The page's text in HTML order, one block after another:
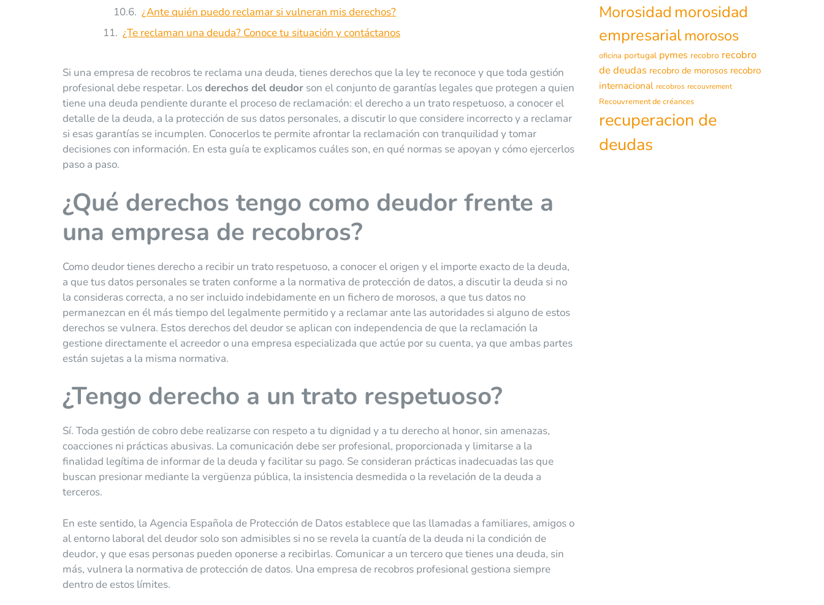
¿Ante quién puedo reclamar si vulneran mis derechos?
¿Te reclaman una deuda? Conoce tu situación y contáctanos
Si una empresa de recobros te reclama una deuda, tienes derechos que la ley te reconoce y que toda gestión
profesional debe respetar. Losderechos del deudor son el conjunto de garantías legales que protegen a quien
tiene una deuda pendiente durante el proceso de reclamación: el derecho a un trato respetuoso, a conocer el
detalle de la deuda, a la protección de sus datos personales, a discutir lo que considere incorrecto y a reclamar
si esas garantías se incumplen. Conocerlos te permite afrontar la reclamación con tranquilidad y tomar
decisiones con información. En esta guía te explicamos cuáles son, en qué normas se apoyan y cómo ejercerlos
paso a paso.
¿Qué derechos tengo como deudor frente a
una empresa de recobros?
Como deudor tienes derecho a recibir un trato respetuoso, a conocer el origen y el importe exacto de la deuda,
a que tus datos personales se traten conforme a la normativa de protección de datos, a discutir la deuda si no
la consideras correcta, a no ser incluido indebidamente en un fichero de morosos, a que tus datos no
permanezcan en él más tiempo del legalmente permitido y a reclamar ante las autoridades si alguno de estos
derechos se vulnera. Estos derechos del deudor se aplican con independencia de que la reclamación la
gestione directamente el acreedor o una empresa especializada que actúe por su cuenta, ya que ambas partes
están sujetas a la misma normativa.
¿Tengo derecho a un trato respetuoso?
Sí. Toda gestión de cobro debe realizarse con respeto a tu dignidad y a tu derecho al honor, sin amenazas,
coacciones ni prácticas abusivas. La comunicación debe ser profesional, proporcionada y limitarse a la
finalidad legítima de informar de la deuda y facilitar su pago. Se consideran prácticas inadecuadas las que
buscan presionar mediante la vergüenza pública, la insistencia desmedida o la revelación de la deuda a
terceros.
En este sentido, la Agencia Española de Protección de Datos establece que las llamadas a familiares, amigos o
al entorno laboral del deudor solo son admisibles si no se revela la cuantía de la deuda ni la condición de
deudor, y que esas personas pueden oponerse a recibirlas. Comunicar a un tercero que tienes una deuda, sin
más, vulnera la normativa de protección de datos. Una empresa de recobros profesional gestiona siempre
dentro de estos límites.
Morosidad morosidad
empresarialmorosos
oficina portugal pymes recobro recobro
de deudas recobro de morosos recobro
internacional recobros recouvrement
Recouvrement de créances
recuperacion de
deudas